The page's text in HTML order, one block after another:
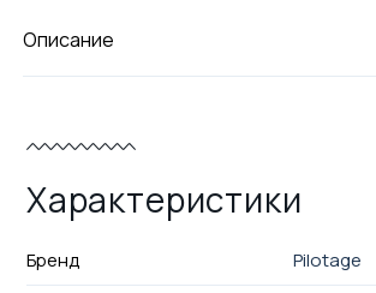
Описание
Характеристики
Бренд
Pilotage